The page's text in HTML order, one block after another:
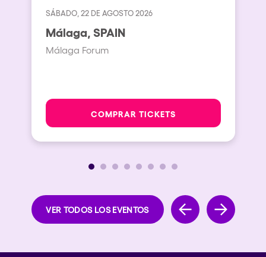
SÁBADO, 22 DE AGOSTO 2026
Málaga, SPAIN
Málaga Forum
COMPRAR TICKETS
VER TODOS LOS EVENTOS